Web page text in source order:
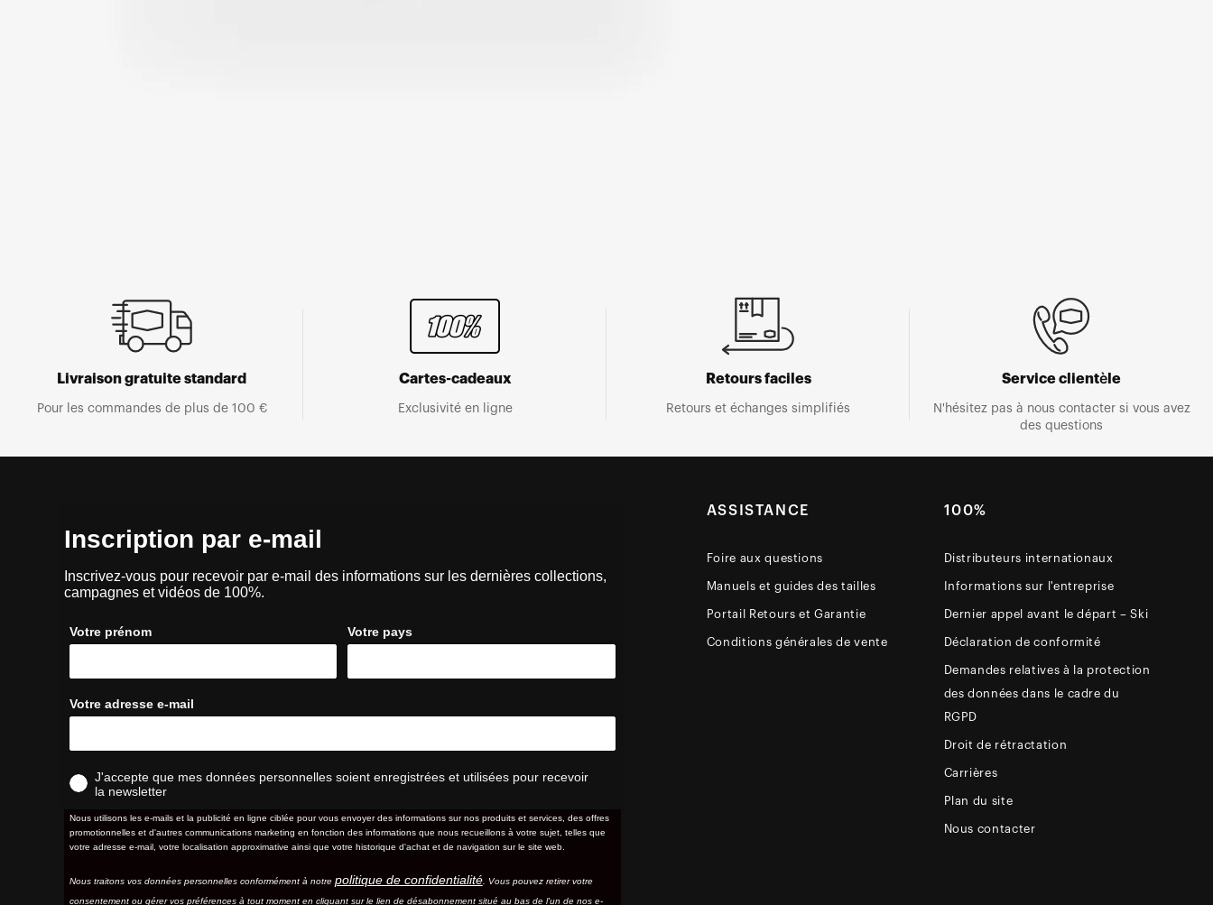
Livraison gratuite standard
Pour les commandes de plus de 100 €
Cartes-cadeaux
Exclusivité en ligne
Retours faciles
Retours et échanges simplifiés
Service clientèle
N'hésitez pas à nous contacter si vous avez
des questions
Inscription par e-mail
Inscrivez-vous pour recevoir par e-mail des informations sur les dernières collections,
campagnes et vidéos de 100%.
Votre prénom Votre pays
Votre adresse e-mail
J'accepte que mes données personnelles soient enregistrées et utilisées pour recevoir
la newsletter
Nous utilisons les e-mails et la publicité en ligne ciblée pour vous envoyer des informations sur nos produits et services, des offres
promotionnelles et d'autres communications marketing en fonction des informations que nous recueillons à votre sujet, telles que
votre adresse e-mail, votre localisation approximative ainsi que votre historique d'achat et de navigation sur le site web.
Nous traitons vos données personnelles conformément à notre politique de confidentialité. Vous pouvez retirer votre
consentement ou gérer vos préférences à tout moment en cliquant sur le lien de désabonnement situé au bas de l'un de nos e-
ASSISTANCE
Foire aux questions
Manuels et guides des tailles
Portail Retours et Garantie
Conditions générales de vente
100%
Distributeurs internationaux
Informations sur l'entreprise
Dernier appel avant le départ – Ski
Déclaration de conformité
Demandes relatives à la protection
des données dans le cadre du
RGPD
Droit de rétractation
Carrières
Plan du site
Nous contacter